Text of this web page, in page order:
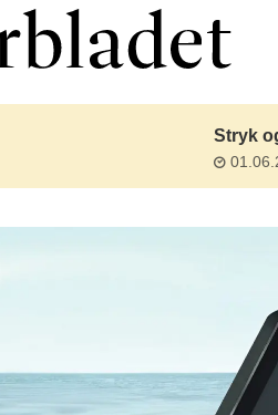
Stryk